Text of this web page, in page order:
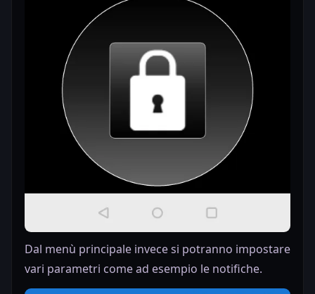
Dal menù principale invece si potranno impostare
vari parametri come ad esempio le notifiche.